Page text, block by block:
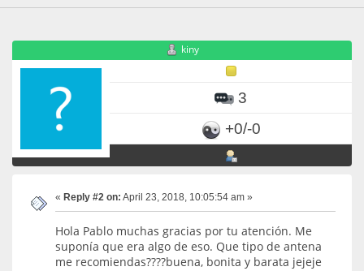
kiny
3
+0/-0
« Reply #2 on: April 23, 2018, 10:05:54 am »
Hola Pablo muchas gracias por tu atención. Me
suponía que era algo de eso. Que tipo de antena
me recomiendas????buena, bonita y barata jejeje